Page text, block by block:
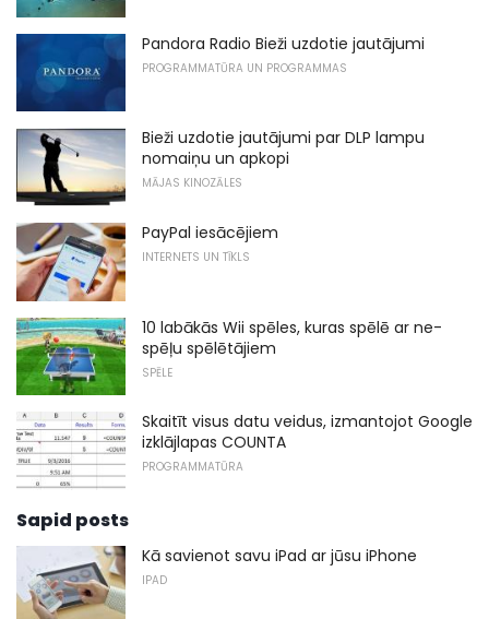
Pandora Radio Bieži uzdotie jautājumi
PROGRAMMATŪRA UN PROGRAMMAS
Bieži uzdotie jautājumi par DLP lampu
nomaiņu un apkopi
MĀJAS KINOZĀLES
PayPal iesācējiem
INTERNETS UN TĪKLS
10 labākās Wii spēles, kuras spēlē ar ne-
spēļu spēlētājiem
SPĒLE
Skaitīt visus datu veidus, izmantojot Google
izklājlapas COUNTA
PROGRAMMATŪRA
Sapid posts
Kā savienot savu iPad ar jūsu iPhone
IPAD